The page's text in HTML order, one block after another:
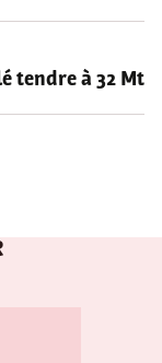
tendre à 32 Mt